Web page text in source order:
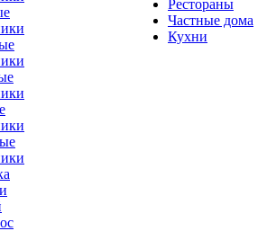
Рестораны
Частные дома
Кухни